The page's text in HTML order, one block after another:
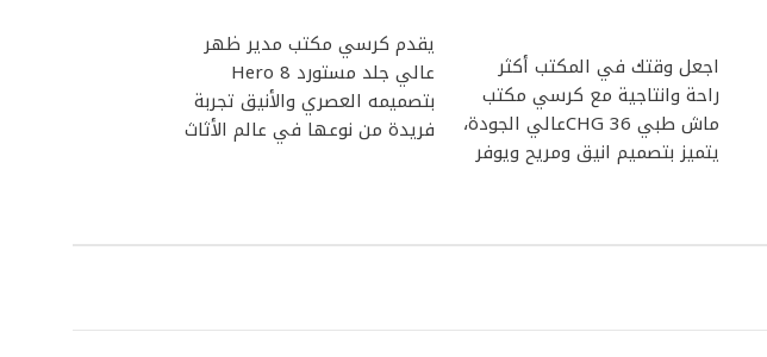
اجعل وقتك في المكتب أكثر
راحة وانتاجية مع كرسي مكتب
ماش طبي CHG 36عالي الجودة،
يتميز بتصميم انيق ومريح ويوفر
يقدم كرسي مكتب مدير ظهر
عالي جلد مستورد Hero 8
بتصميمه العصري والأنيق تجربة
فريدة من نوعها في عالم الأثاث